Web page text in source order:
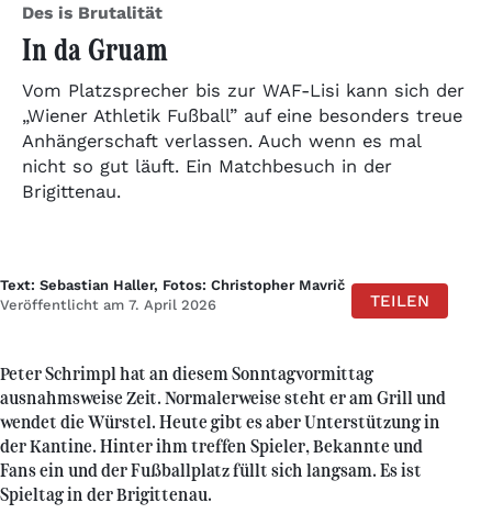
Des is Brutalität
In da Gruam
Vom Platzsprecher bis zur WAF-Lisi kann sich der
„Wiener Athletik Fußball” auf eine besonders treue
Anhängerschaft verlassen. Auch wenn es mal
nicht so gut läuft. Ein Matchbesuch in der
Brigittenau.
Text: Sebastian Haller, Fotos: Christopher Mavrič
Veröffentlicht am 7. April 2026
TEILEN
Peter Schrimpl hat an diesem Sonntagvormittag
ausnahmsweise Zeit. Normalerweise steht er am Grill und
wendet die Würstel. Heute gibt es aber Unterstützung in
der Kantine. Hinter ihm treffen Spieler, Bekannte und
Fans ein und der Fußballplatz füllt sich langsam. Es ist
Spieltag in der Brigittenau.